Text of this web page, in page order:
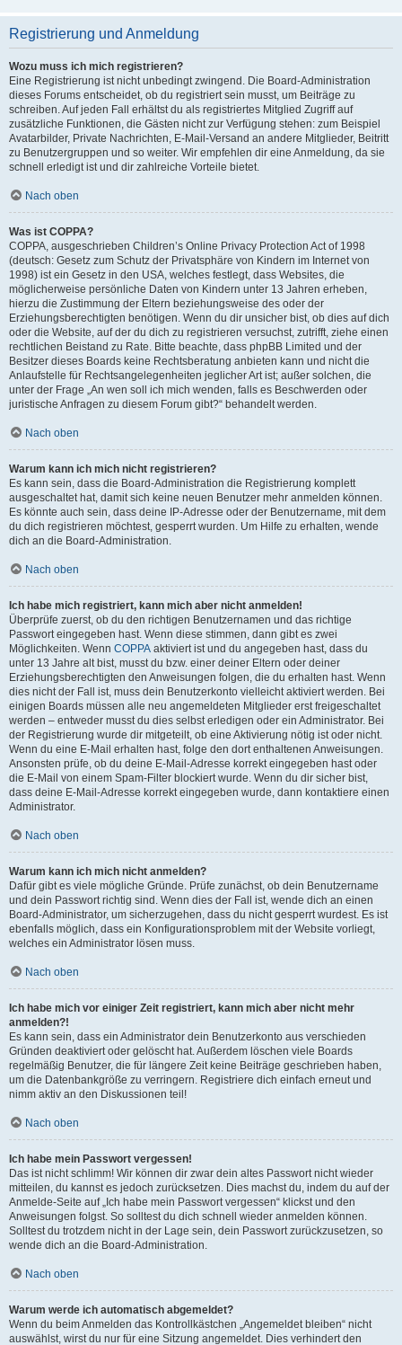
Registrierung und Anmeldung
Wozu muss ich mich registrieren?
Eine Registrierung ist nicht unbedingt zwingend. Die Board-Administration
dieses Forums entscheidet, ob du registriert sein musst, um Beiträge zu
schreiben. Auf jeden Fall erhältst du als registriertes Mitglied Zugriff auf
zusätzliche Funktionen, die Gästen nicht zur Verfügung stehen: zum Beispiel
Avatarbilder, Private Nachrichten, E-Mail-Versand an andere Mitglieder, Beitritt
zu Benutzergruppen und so weiter. Wir empfehlen dir eine Anmeldung, da sie
schnell erledigt ist und dir zahlreiche Vorteile bietet.
Nach oben
Was ist COPPA?
COPPA, ausgeschrieben Children’s Online Privacy Protection Act of 1998
(deutsch: Gesetz zum Schutz der Privatsphäre von Kindern im Internet von
1998) ist ein Gesetz in den USA, welches festlegt, dass Websites, die
möglicherweise persönliche Daten von Kindern unter 13 Jahren erheben,
hierzu die Zustimmung der Eltern beziehungsweise des oder der
Erziehungsberechtigten benötigen. Wenn du dir unsicher bist, ob dies auf dich
oder die Website, auf der du dich zu registrieren versuchst, zutrifft, ziehe einen
rechtlichen Beistand zu Rate. Bitte beachte, dass phpBB Limited und der
Besitzer dieses Boards keine Rechtsberatung anbieten kann und nicht die
Anlaufstelle für Rechtsangelegenheiten jeglicher Art ist; außer solchen, die
unter der Frage „An wen soll ich mich wenden, falls es Beschwerden oder
juristische Anfragen zu diesem Forum gibt?“ behandelt werden.
Nach oben
Warum kann ich mich nicht registrieren?
Es kann sein, dass die Board-Administration die Registrierung komplett
ausgeschaltet hat, damit sich keine neuen Benutzer mehr anmelden können.
Es könnte auch sein, dass deine IP-Adresse oder der Benutzername, mit dem
du dich registrieren möchtest, gesperrt wurden. Um Hilfe zu erhalten, wende
dich an die Board-Administration.
Nach oben
Ich habe mich registriert, kann mich aber nicht anmelden!
Überprüfe zuerst, ob du den richtigen Benutzernamen und das richtige
Passwort eingegeben hast. Wenn diese stimmen, dann gibt es zwei
Möglichkeiten. Wenn COPPA aktiviert ist und du angegeben hast, dass du
unter 13 Jahre alt bist, musst du bzw. einer deiner Eltern oder deiner
Erziehungsberechtigten den Anweisungen folgen, die du erhalten hast. Wenn
dies nicht der Fall ist, muss dein Benutzerkonto vielleicht aktiviert werden. Bei
einigen Boards müssen alle neu angemeldeten Mitglieder erst freigeschaltet
werden – entweder musst du dies selbst erledigen oder ein Administrator. Bei
der Registrierung wurde dir mitgeteilt, ob eine Aktivierung nötig ist oder nicht.
Wenn du eine E-Mail erhalten hast, folge den dort enthaltenen Anweisungen.
Ansonsten prüfe, ob du deine E-Mail-Adresse korrekt eingegeben hast oder
die E-Mail von einem Spam-Filter blockiert wurde. Wenn du dir sicher bist,
dass deine E-Mail-Adresse korrekt eingegeben wurde, dann kontaktiere einen
Administrator.
Nach oben
Warum kann ich mich nicht anmelden?
Dafür gibt es viele mögliche Gründe. Prüfe zunächst, ob dein Benutzername
und dein Passwort richtig sind. Wenn dies der Fall ist, wende dich an einen
Board-Administrator, um sicherzugehen, dass du nicht gesperrt wurdest. Es ist
ebenfalls möglich, dass ein Konfigurationsproblem mit der Website vorliegt,
welches ein Administrator lösen muss.
Nach oben
Ich habe mich vor einiger Zeit registriert, kann mich aber nicht mehr
anmelden?!
Es kann sein, dass ein Administrator dein Benutzerkonto aus verschieden
Gründen deaktiviert oder gelöscht hat. Außerdem löschen viele Boards
regelmäßig Benutzer, die für längere Zeit keine Beiträge geschrieben haben,
um die Datenbankgröße zu verringern. Registriere dich einfach erneut und
nimm aktiv an den Diskussionen teil!
Nach oben
Ich habe mein Passwort vergessen!
Das ist nicht schlimm! Wir können dir zwar dein altes Passwort nicht wieder
mitteilen, du kannst es jedoch zurücksetzen. Dies machst du, indem du auf der
Anmelde-Seite auf „Ich habe mein Passwort vergessen“ klickst und den
Anweisungen folgst. So solltest du dich schnell wieder anmelden können.
Solltest du trotzdem nicht in der Lage sein, dein Passwort zurückzusetzen, so
wende dich an die Board-Administration.
Nach oben
Warum werde ich automatisch abgemeldet?
Wenn du beim Anmelden das Kontrollkästchen „Angemeldet bleiben“ nicht
auswählst, wirst du nur für eine Sitzung angemeldet. Dies verhindert den